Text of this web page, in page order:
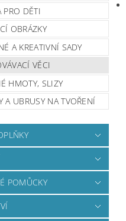
PRO DĚTI
OBRÁZKY
A KREATIVNÍ SADY
VĚCI
HMOTY, SLIZY
A UBRUSY NA TVOŘENÍ
POMŮCKY